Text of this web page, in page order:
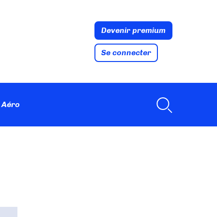
Devenir premium
Se connecter